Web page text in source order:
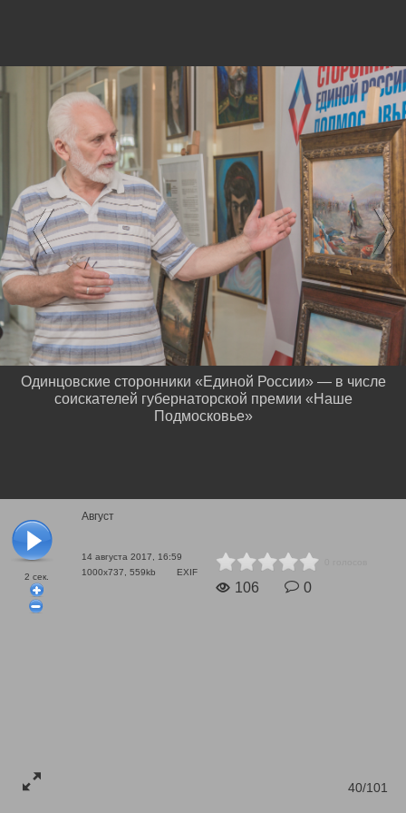
2 сек.
Август
14 августа 2017, 16:59
1000x737, 559kb
EXIF
106 0
40/101
Одинцовские сторонники «Единой России» — в числе
соискателей губернаторской премии «Наше
Подмосковье»